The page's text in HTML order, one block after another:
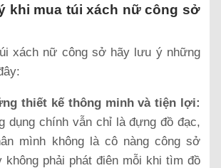
khi mua túi xách nữ công sở
xách nữ công sở hãy lưu ý những
thiết kế thông minh và tiện lợi:
dụng chính vẫn chỉ là đựng đồ đạc,
mình không là cô nàng công sở
không phải phát điên mỗi khi tìm đồ